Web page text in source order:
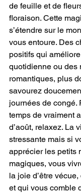
de feuille et de
floraison. Cette
s’étendre sur le
vous entoure. Des
positifs qui
quotidienne ou des
romantiques, plus
savourez
journées de congé.
temps de vraiment
d’août, relaxez. La
stressante mais si
apprécier les petits
magiques, vous
la joie d’être
et qui vous comble